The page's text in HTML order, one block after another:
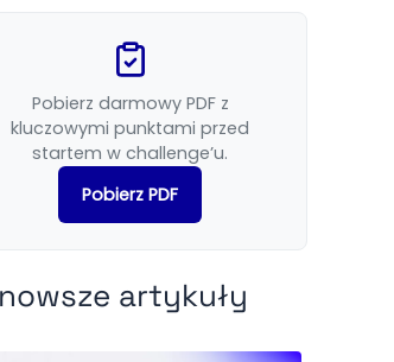
Pobierz darmowy PDF z
kluczowymi punktami przed
startem w challenge’u.
Pobierz PDF
artykuły